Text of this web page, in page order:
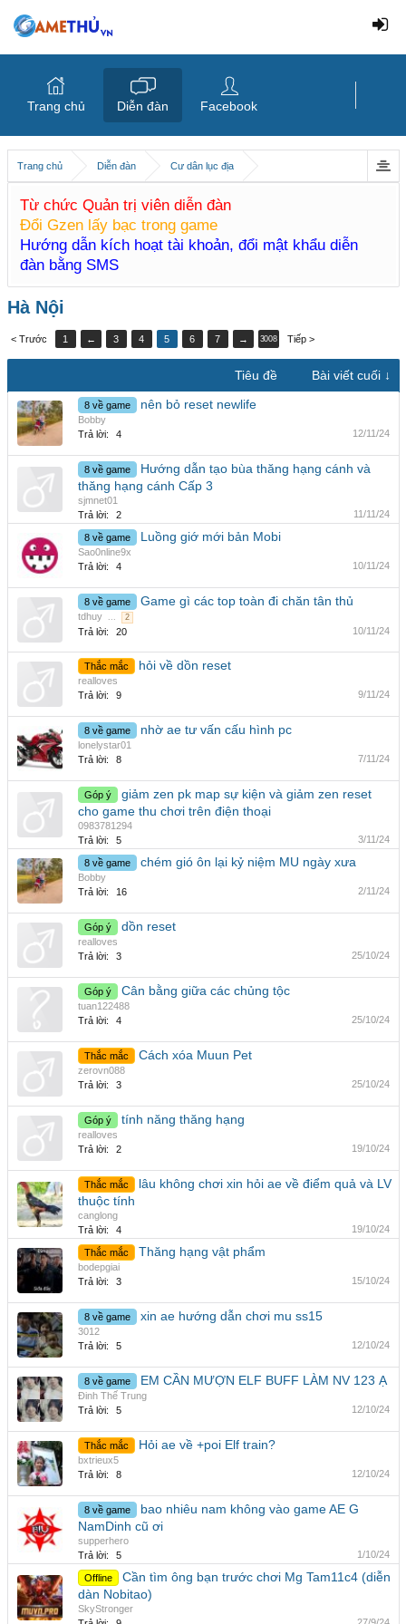
Trang chủ Diễn đàn Cư dân lục địa
Từ chức Quản trị viên diễn đàn
Đổi Gzen lấy bạc trong game
Hướng dẫn kích hoạt tài khoản, đổi mật khẩu diễn
đàn bằng SMS
Hà Nội
< Trước 1 ← 3 4 5 6 7 → 3008 Tiếp >
Tiêu đề Bài viết cuối ↓
8 về game nên bỏ reset newlife
Bobby
Trả lời:
4 12/11/24
8 về game
Hướng dẫn tạo bùa thăng hạng cánh và
thăng hạng cánh Cấp 3
sjmnet01
Trả lời:
2 11/11/24
8 về game Luồng giớ mới bản Mobi
Sao0nline9x
Trả lời:
4 10/11/24
8 về game Game gì các top toàn đi chăn tân thủ
tdhuy ... 2
Trả lời: 20 10/11/24
Thắc mắc hỏi về dồn reset
realloves
Trả lời:
9 9/11/24
8 về game nhờ ae tư vấn cấu hình pc
lonelystar01
Trả lời:
8 7/11/24
Góp ý
giảm zen pk map sự kiện và giảm zen reset
cho game thu chơi trên điện thoại
0983781294
Trả lời:
5 3/11/24
8 về game chém gió ôn lại kỷ niệm MU ngày xưa
Bobby
Trả lời:
16 2/11/24
Góp ý dồn reset
realloves
Trả lời:
3 25/10/24
Góp ý Cân bằng giữa các chủng tộc
tuan122488
Trả lời:
4 25/10/24
Thắc mắc Cách xóa Muun Pet
zerovn088
Trả lời:
3 25/10/24
Góp ý tính năng thăng hạng
realloves
Trả lời:
2 19/10/24
Thắc mắc
lâu không chơi xin hỏi ae về điểm quả và LV
thuộc tính
canglong
Trả lời:
4 19/10/24
Thắc mắc Thăng hạng vật phẩm
bodepgiai
Trả lời:
3 15/10/24
8 về game xin ae hướng dẫn chơi mu ss15
3012
Trả lời:
5 12/10/24
8 về game EM CẦN MƯỢN ELF BUFF LÀM NV 123 Ạ
Đinh Thế Trung
Trả lời:
5 12/10/24
Thắc mắc Hỏi ae về +poi Elf train?
bxtrieux5
Trả lời:
8 12/10/24
8 về game
bao nhiêu nam không vào game AE G
NamDinh cũ ơi
supperhero
Trả lời:
5 1/10/24
Offline
Cần tìm ông bạn trước chơi Mg Tam11c4 (diễn
dàn Nobitao)
SkyStronger
Trang chủ Diễn đàn Facebook